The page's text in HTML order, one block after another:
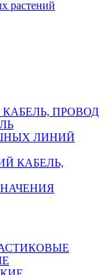
растений
ПРОВОД
ЛИНИЙ
КАБЕЛЬ,